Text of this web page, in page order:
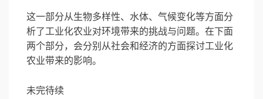
这一部分从生物多样性、水体、气候变化等方面分
析了工业化农业对环境带来的挑战与问题。在下面
两个部分，会分别从社会和经济的方面探讨工业化
农业带来的影响。
未完待续